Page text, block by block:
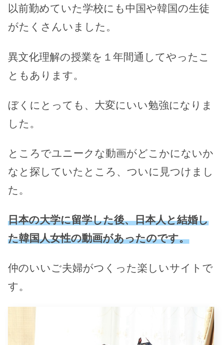
以前勤めていた学校にも中国や韓国の生徒
がたくさんいました。
異文化理解の授業を１年間通してやったこ
ともあります。
ぼくにとっても、大変にいい勉強になりま
した。
ところでユニークな動画がどこかにないか
なと探していたところ、ついに見つけまし
た。
日本の大学に留学した後、日本人と結婚し
た韓国人女性の動画があったのです。
仲のいいご夫婦がつくった楽しいサイトで
す。